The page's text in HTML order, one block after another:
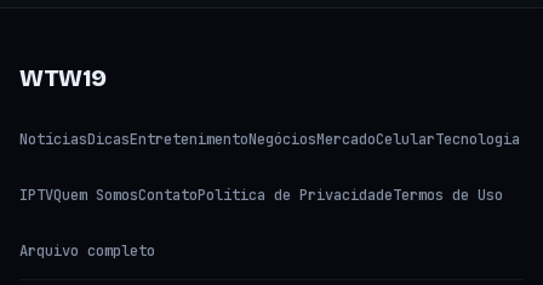
WTW19
NotíciasDicasEntretenimentoNegóciosMercadoCelularTecnologia
IPTVQuem SomosContatoPolítica de PrivacidadeTermos de Uso
Arquivo completo